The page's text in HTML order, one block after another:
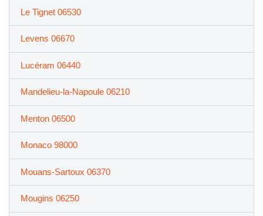
Le Tignet 06530
Levens 06670
Lucéram 06440
Mandelieu-la-Napoule 06210
Menton 06500
Monaco 98000
Mouans-Sartoux 06370
Mougins 06250